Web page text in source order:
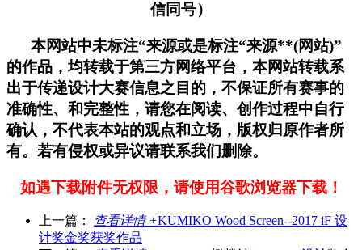
信同号）
本网站中未标注“来源或是标注“来源**(网站)”
的作品，均转载于第三方网络平台，本网站转载系
出于传递设计大赛信息之目的，不保证所有赛事的
准确性、和完整性，请您在阅读、创作过程中自行
确认，不代表本站的观点和立场，版权归原作者所
有。若有侵权或异议请联系我们删除。
如遇下载附件无权限，请使用谷歌浏览器下载！
上一篇： 查看详情 +KUMIKO Wood Screen--2017 iF 设
计奖金奖获奖作品